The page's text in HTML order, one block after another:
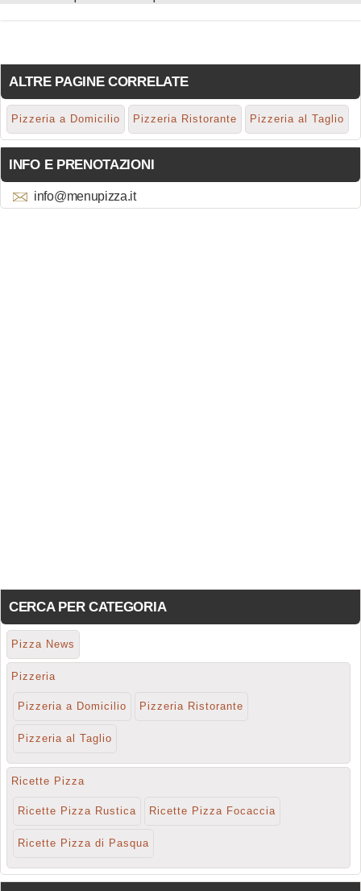
ALTRE PAGINE CORRELATE
Pizzeria a Domicilio Pizzeria Ristorante Pizzeria al Taglio
INFO E PRENOTAZIONI
info@menupizza.it
CERCA PER CATEGORIA
Pizza News
Pizzeria
Pizzeria a Domicilio Pizzeria Ristorante
Pizzeria al Taglio
Ricette Pizza
Ricette Pizza Rustica Ricette Pizza Focaccia
Ricette Pizza di Pasqua